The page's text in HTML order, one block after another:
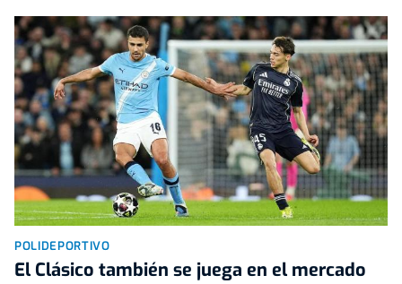
POLIDEPORTIVO
El Clásico también se juega en el mercado